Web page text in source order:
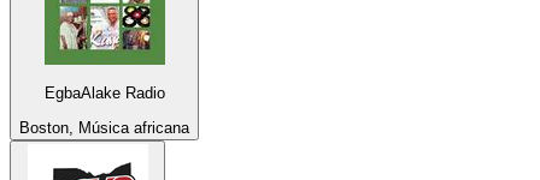
EgbaAlake Radio
Boston, Música africana